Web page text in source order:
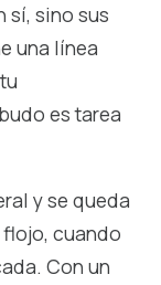
sí, sino sus
una línea
es tarea
y se queda
cuando
Con un